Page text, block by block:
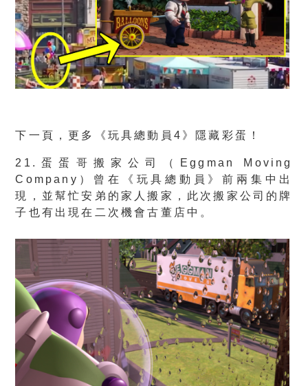
下一頁，更多《玩具總動員4》隱藏彩蛋！
21.蛋蛋哥搬家公司（Eggman Moving
Company）曾在《玩具總動員》前兩集中出
現，並幫忙安弟的家人搬家，此次搬家公司的牌
子也有出現在二次機會古董店中。